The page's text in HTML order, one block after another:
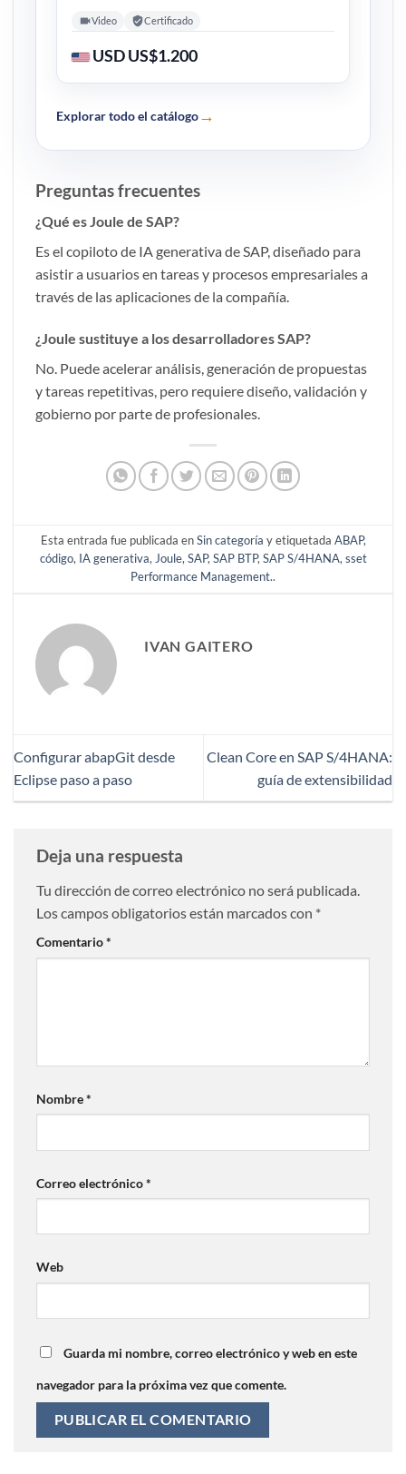
Video Certificado
USD US$1.200
Explorar todo el catálogo→
Preguntas frecuentes
¿Qué es Joule de SAP?
Es el copiloto de IA generativa de SAP, diseñado para
asistir a usuarios en tareas y procesos empresariales a
través de las aplicaciones de la compañía.
¿Joule sustituye a los desarrolladores SAP?
No. Puede acelerar análisis, generación de propuestas
y tareas repetitivas, pero requiere diseño, validación y
gobierno por parte de profesionales.
Esta entrada fue publicada enSin categoría y etiquetada ABAP,
código, IA generativa,Joule,SAP,SAP BTP,SAP S/4HANA,sset
Performance Management..
IVAN GAITERO
Configurar abapGit desde
Eclipse paso a paso
Clean Core en SAP S/4HANA:
guía de extensibilidad
Deja una respuesta
Tu dirección de correo electrónico no será publicada.
Los campos obligatorios están marcados con *
Comentario*
Nombre*
Correo electrónico*
Web
Guarda mi nombre, correo electrónico y web en este
navegador para la próxima vez que comente.